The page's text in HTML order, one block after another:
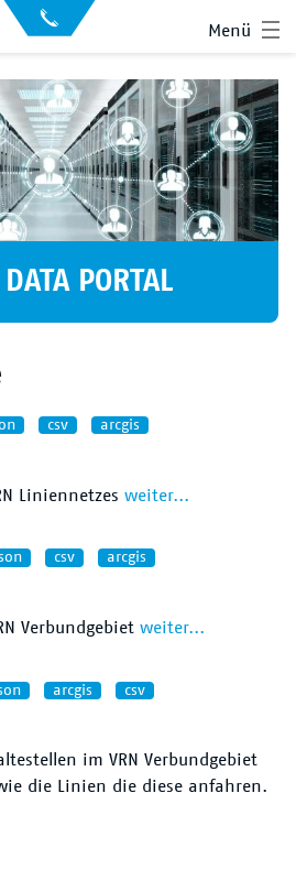
Menü
PORTAL
csv arcgis
Liniennetzes weiter...
csv arcgis
Verbundgebiet weiter...
arcgis csv
im VRN Verbundgebiet
die Linien die diese anfahren.